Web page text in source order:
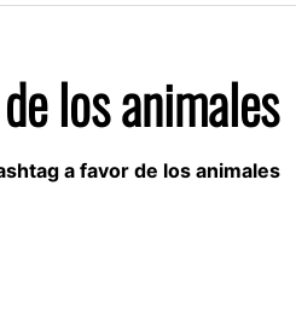
los animales
a favor de los animales